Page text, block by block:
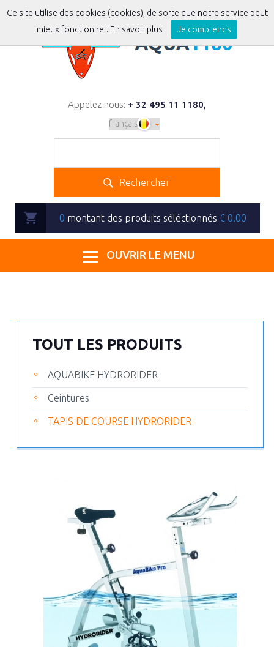
Appelez-nous: + 32 495 11 1180,
Rechercher
0 montant des produits séléctionnés € 0.00
OUVRIR LE MENU
TOUT LES PRODUITS
AQUABIKE HYDRORIDER
Ceintures
TAPIS DE COURSE HYDRORIDER
Ce site utilise des cookies (cookies), de sorte que notre service peut
mieux fonctionner. En savoir plus Je comprends